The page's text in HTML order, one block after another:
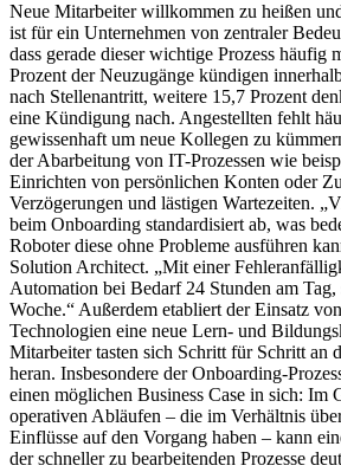
Neue Mitarbeiter willkommen zu heißen
ist für ein Unternehmen von zentraler
dass gerade dieser wichtige Prozess häufig
Prozent der Neuzugänge kündigen
nach Stellenantritt, weitere 15,7 Prozent
eine Kündigung nach. Angestellten fehlt
gewissenhaft um neue Kollegen zu
der Abarbeitung von IT-Prozessen wie
Einrichten von persönlichen Konten oder
Verzögerungen und lästigen Wartezeiten.
beim Onboarding standardisiert ab, was
Roboter diese ohne Probleme ausführen
Solution Architect. „Mit einer
Automation bei Bedarf 24 Stunden am Tag,
Woche.“ Außerdem etabliert der Einsatz
Technologien eine neue Lern- und
Mitarbeiter tasten sich Schritt für Schritt an
heran. Insbesondere der Onboarding-
einen möglichen Business Case in sich: Im
operativen Abläufen – die im Verhältnis
Einflüsse auf den Vorgang haben – kann
der schneller zu bearbeitenden Prozesse